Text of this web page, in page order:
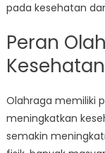
pada kesehatan
Peran
Olahraga memiliki
meningkatkan
semakin